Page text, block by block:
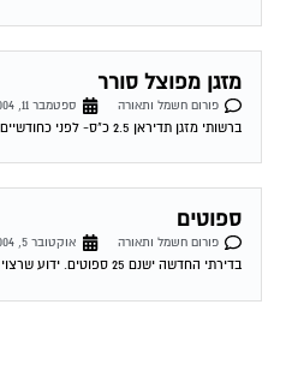
מזגן מפוצל סורר
פורום חשמל ותאורה
ספטמבר 11, 2004
ברשותי מזגן תדיראן 2.5 כ"ס- לפני כחודשיים הוא התחיל לקרר לסירוגין ואז גיליתי שהקבל שלו ממש הרוס ועשה קצרים- קניתי קבל חדש והכל היה בסדר...
ספוטים
פורום חשמל ותאורה
אוקטובר 5, 2004
בדירתי החדשה ישנם 25 ספוטים. ידוע שרצוי להשתמש בנורות 12v . לכל כמה ספוטים רצוי שנאי 220.: 12 ? 07-10-2004 20:24:00 דורון טרייביש כמה שנאים...